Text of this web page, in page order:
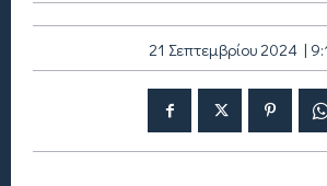
21 Σεπτεμβρίου 2024 |